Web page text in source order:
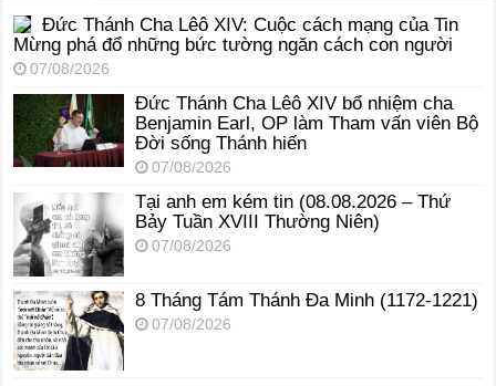
Đức Thánh Cha Lêô XIV: Cuộc cách mạng của Tin
Mừng phá đổ những bức tường ngăn cách con người
07/08/2026
Đức Thánh Cha Lêô XIV bổ nhiệm cha
Benjamin Earl, OP làm Tham vấn viên Bộ
Đời sống Thánh hiến
07/08/2026
Tại anh em kém tin (08.08.2026 – Thứ
Bảy Tuần XVIII Thường Niên)
07/08/2026
8 Tháng Tám Thánh Ða Minh (1172-1221)
07/08/2026